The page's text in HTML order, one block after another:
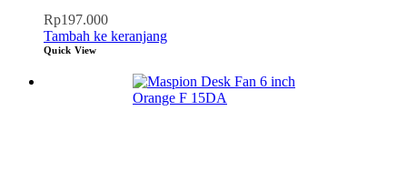
Rp197.000
Tambah ke keranjang
Quick View